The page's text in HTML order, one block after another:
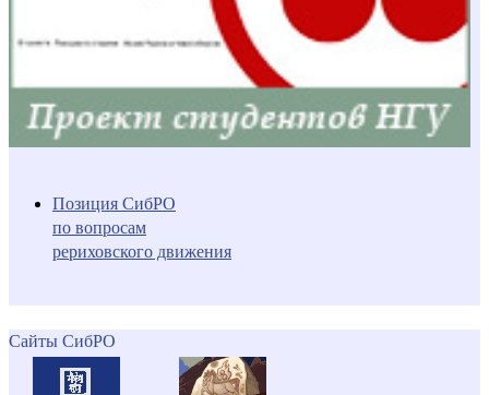
Позиция СибРО
по вопросам
рериховского движения
Сайты СибРО